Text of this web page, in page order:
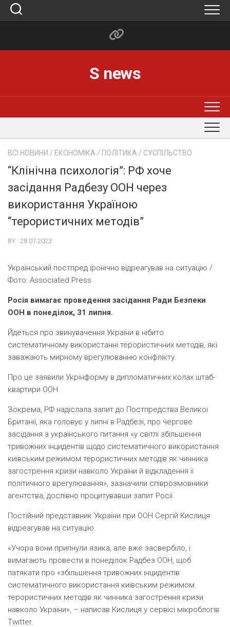
Skip
S news
ВСІ НОВИНИ / ЕКОНОМІКА / ПОЛІТИКА / СУСПІЛЬСТВО
“Клінічна психологія”: РФ хоче
засідання Радбезу ООН через
використання Україною
“терористичних методів”
BY · 28.07.2023
Український постпред іронічно відреагував на ситуацію /
Фото: Associated Press
Росія вимагає проведення засідання Ради Безпеки
ООН в понеділок, 31 липня.
Йдеться про звинувачення України в нібито
систематичному використанні терористичних методів, які
заважають мирному врегулюванню конфлікту.
Про це заявили Укрінформу в дипломатичних колах штаб-
квартири ООН.
Зокрема, РФ надіслала запит до Постпредства Великої
Британії, яка головує у липні в Радбезі, про чергове
засідання з українського питання «у світлі збільшення
тривожних інцидентів щодо систематичного використання
київським режимом терористичних методів як чинника
загострення кризи навколо України й відкладення її
політичного врегулювання», зазначили співрозмовники
агентства, дослівно процитувавши запит Росії.
Постійний представник України при ООН Сергій Кислиця
відреагував на ситуацію.
«Учора вони припнули язика, але вже засвербіло, і
вимагають провести в понеділок Радбез ООН, щоб
патякати про «збільшення тривожних інцидентів
систематичного використання київським режимом
терористичних методів як чинника загострення кризи
навколо України», – написав Кислиця у сервісі мікроблогів
Twitter.